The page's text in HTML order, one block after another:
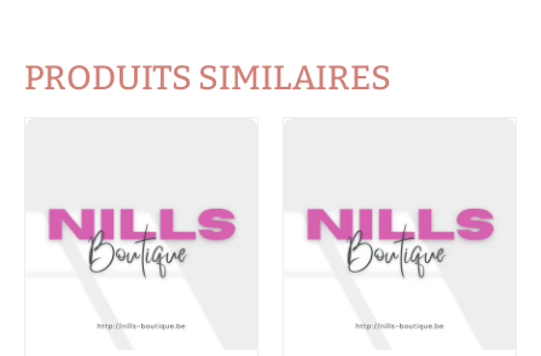
PRODUITS SIMILAIRES